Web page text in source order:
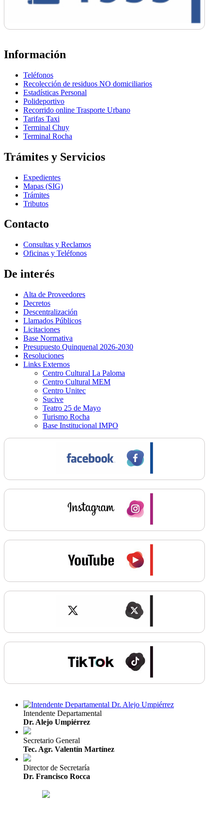
Información
Teléfonos
Recolección de residuos NO domiciliarios
Estadísticas Personal
Polideportivo
Recorrido online Trasporte Urbano
Tarifas Taxi
Terminal Chuy
Terminal Rocha
Trámites y Servicios
Expedientes
Mapas (SIG)
Trámites
Tributos
Contacto
Consultas y Reclamos
Oficinas y Teléfonos
De interés
Alta de Proveedores
Decretos
Descentralización
Llamados Públicos
Licitaciones
Base Normativa
Presupuesto Quinquenal 2026-2030
Resoluciones
Links Externos
Centro Cultural La Paloma
Centro Cultural MEM
Centro Unitec
Sucive
Teatro 25 de Mayo
Turismo Rocha
Base Institucional IMPO
Intendente Departamental
Dr. Alejo Umpiérrez
Secretario General
Tec. Agr. Valentín Martínez
Director de Secretaría
Dr. Francisco Rocca